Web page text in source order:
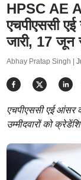
HPSC AE
एचपीएससी
जारी, 17 जून
Abhay Pratap Singh |
एचपीएससी एई आंसर
उम्मीदवारों को